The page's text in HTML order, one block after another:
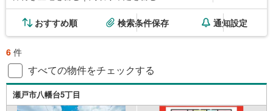
おすすめ順 検索条件保存 通知設定
6 件
すべての物件をチェックする
瀬戸市八幡台5丁目